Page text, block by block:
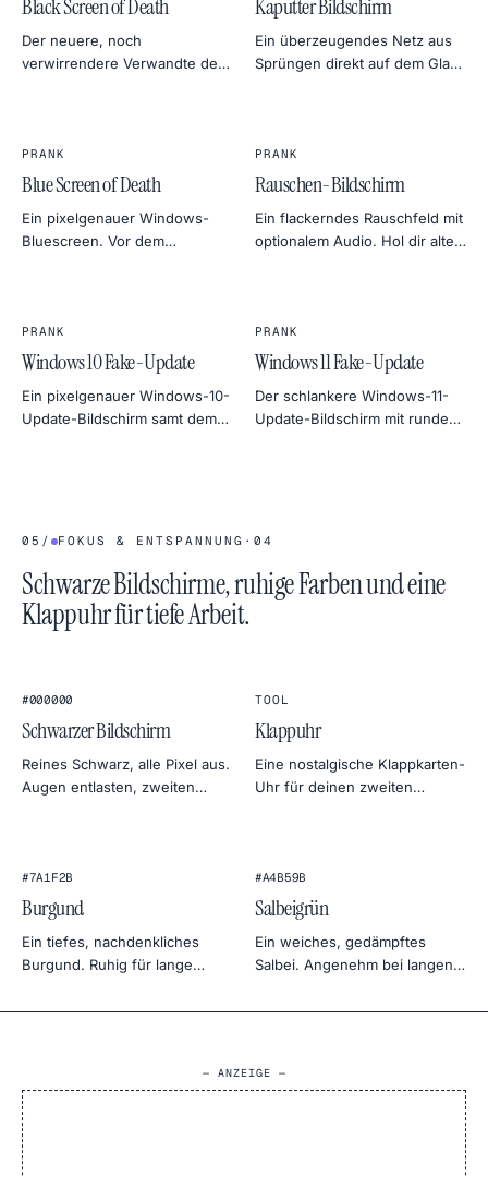
Black Screen of Death
Der neuere, noch
verwirrendere Verwandte des
beunruhigendste Stille.
Kaputter Bildschirm
Ein überzeugendes Netz aus
Sprüngen direkt auf dem Glas.
PRANK
Blue Screen of Death
Ein pixelgenauer Windows-
Bluescreen. Vor dem
das musst du ja nicht verraten.
PRANK
Rauschen-Bildschirm
Ein flackerndes Rauschfeld mit
optionalem Audio. Hol dir altes
PRANK
Windows 10 Fake-Update
Ein pixelgenauer Windows-10-
Update-Bildschirm samt dem
PRANK
Windows 11 Fake-Update
Der schlankere Windows-11-
Update-Bildschirm mit runden
05 / FOKUS & ENTSPANNUNG · 04
Schwarze Bildschirme, ruhige Farben und eine
Klappuhr für tiefe Arbeit.
#000000
Schwarzer Bildschirm
Reines Schwarz, alle Pixel aus.
Augen entlasten, zweiten
1
TOOL
Klappuhr
Eine nostalgische Klappkarten-
Uhr für deinen zweiten
oder Sleep-Timer.
#7A1F2B
Burgund
Ein tiefes, nachdenkliches
Burgund. Ruhig für lange
stimmungsvolles Design.
#A4B59B
Salbeigrün
Ein weiches, gedämpftes
Salbei. Angenehm bei langen
zurückhaltendes Moodboard.
— ANZEIGE —